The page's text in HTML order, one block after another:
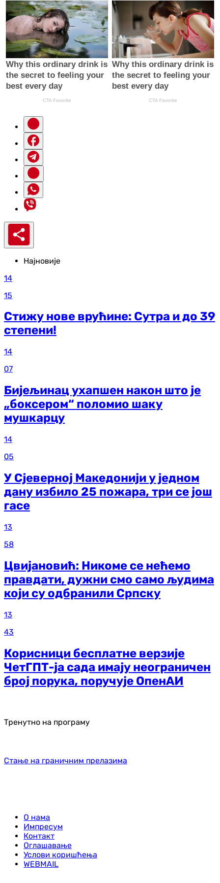
Најновије
14
15
Стижу нове врућине: Сутра и до 39
степени!
14
07
Бијељинац ухапшен након што је
„боксером“ поломио шаку
мушкарцу
14
05
У Сјеверној Македонији у једном
дану избило 25 пожара, три се још
гасе
13
58
Цвијановић: Никоме се нећемо
правдати, дужни смо само људима
који су одбранили Српску
13
43
Корисници бесплатне верзије
ЧетГПТ-ја сада имају неограничен
број порука, поручује ОпенАИ
Тренутно на програму
Стање на граничним прелазима
О нама
Импресум
Контакт
Оглашавање
Услови коришћења
WEBMAIL